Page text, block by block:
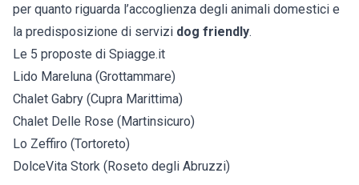
per quanto riguarda l’accoglienza degli animali domestici e
la predisposizione di servizi dog friendly.
Le 5 proposte di Spiagge.it
Lido Mareluna (Grottammare)
Chalet Gabry (Cupra Marittima)
Chalet Delle Rose (Martinsicuro)
Lo Zeffiro (Tortoreto)
DolceVita Stork (Roseto degli Abruzzi)